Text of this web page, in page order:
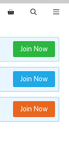
Join Now
Join Now
Join Now